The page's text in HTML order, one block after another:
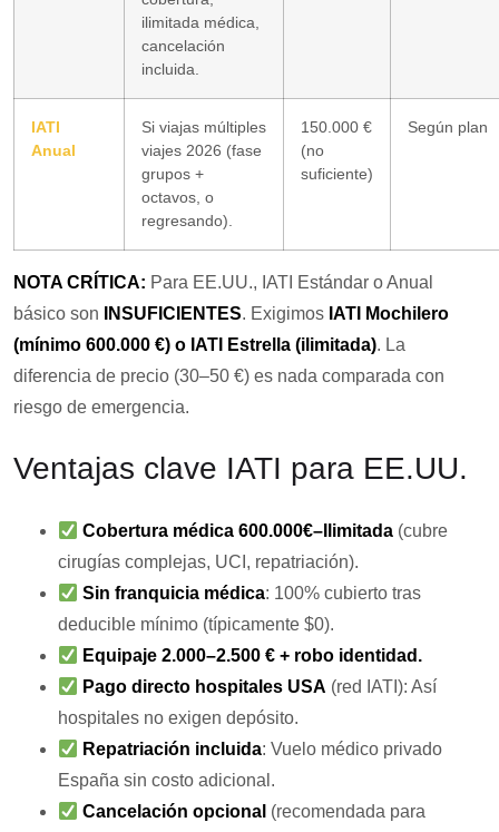
ilimitada médica,
cancelación
incluida.
IATI
Anual
Si viajas múltiples
viajes 2026 (fase
grupos +
octavos, o
regresando).
150.000 €
(no
suficiente)
Según plan
NOTA CRÍTICA: Para EE.UU., IATI Estándar o Anual
básico son
INSUFICIENTES. Exigimos IATI Mochilero
(mínimo 600.000 €) o IATI Estrella (ilimitada). La
diferencia de precio (30–50 €) es nada comparada con
riesgo de emergencia.
Ventajas clave IATI para EE.UU.
Cobertura médica 600.000€–Ilimitada (cubre
cirugías complejas, UCI, repatriación).
Sin franquicia médica: 100% cubierto tras
deducible mínimo (típicamente $0).
Equipaje 2.000–2.500 € + robo identidad.
Pago directo hospitales USA (red IATI): Así
hospitales no exigen depósito.
Repatriación incluida: Vuelo médico privado
España sin costo adicional.
Cancelación opcional (recomendada para